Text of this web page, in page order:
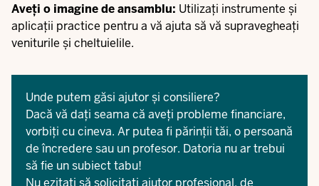
Aveți o imagine de ansamblu: Utilizați instrumente și
aplicații practice pentru a vă ajuta să vă supravegheați
veniturile și cheltuielile.
Unde putem găsi ajutor și consiliere?
Dacă vă dați seama că aveți probleme financiare,
vorbiți cu cineva. Ar putea fi părinții tăi, o persoană
de încredere sau un profesor. Datoria nu ar trebui
să fie un subiect tabu!
Nu ezitați să solicitați ajutor profesional, de